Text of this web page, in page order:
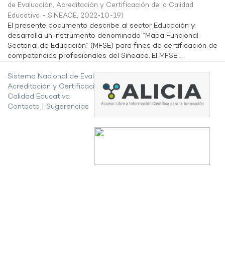
de Evaluación, Acreditación y Certificación de la Calidad
Educativa - SINEACE, 2022-10-19)
El presente documento describe al sector Educación y
desarrolla un instrumento denominado “Mapa Funcional
Sectorial de Educación” (MFSE) para fines de certificación de
competencias profesionales del Sineace. El MFSE ...
Sistema Nacional de Evaluación,
Acreditación y Certificación de la
Calidad Educativa
Contacto
Sugerencias